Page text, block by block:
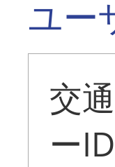
ユー
交
ー